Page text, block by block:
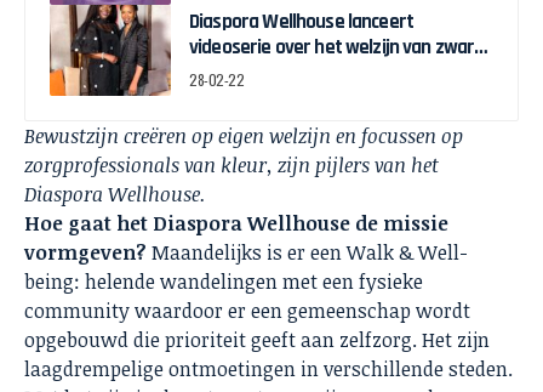
Diaspora Wellhouse lanceert
videoserie over het welzijn van zwarte
gemeenschappen
28-02-22
Bewustzijn creëren op eigen welzijn en focussen op
zorgprofessionals van kleur, zijn pijlers van het
Diaspora Wellhouse.
Hoe gaat het Diaspora Wellhouse de missie
vormgeven? Maandelijks is er een Walk & Well-
being: helende wandelingen met een fysieke
community waardoor er een gemeenschap wordt
opgebouwd die prioriteit geeft aan zelfzorg. Het zijn
laagdrempelige ontmoetingen in verschillende steden.